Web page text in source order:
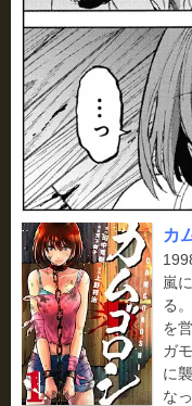
カ
嵐
る
を
ガ
に
な